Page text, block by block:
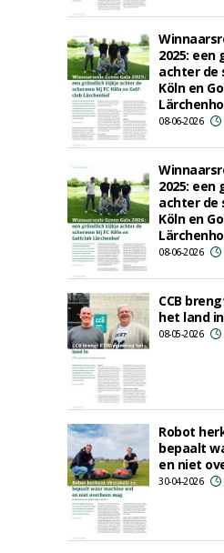
2025: een
achter de
Köln en
08-06-2026
2025: een
achter de
Köln en
08-06-2026
CCB
het land in
08-05-2026
Robot
bepaalt
en niet
30-04-2026